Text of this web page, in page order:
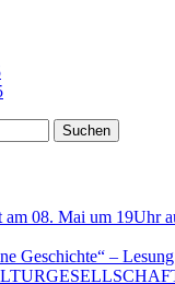
am 08. Mai um 19Uhr
Geschichte“ –